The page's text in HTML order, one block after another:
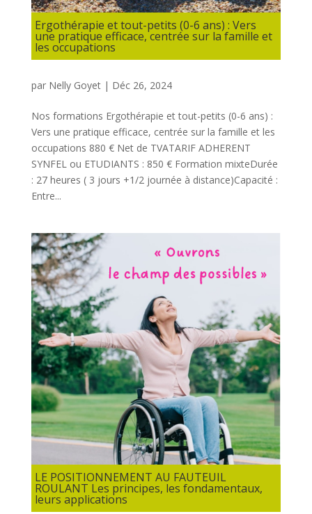
Ergothérapie et tout-petits (0-6 ans) : Vers
une pratique efficace, centrée sur la famille et
les occupations
par Nelly Goyet| Déc 26, 2024
Nos formations Ergothérapie et tout-petits (0-6 ans) :
Vers une pratique efficace, centrée sur la famille et les
occupations 880 € Net de TVATARIF ADHERENT
SYNFEL ou ETUDIANTS : 850 € Formation mixteDurée
: 27 heures ( 3 jours +1/2 journée à distance)Capacité :
Entre...
LE POSITIONNEMENT AU FAUTEUIL
ROULANT Les principes, les fondamentaux,
leurs applications